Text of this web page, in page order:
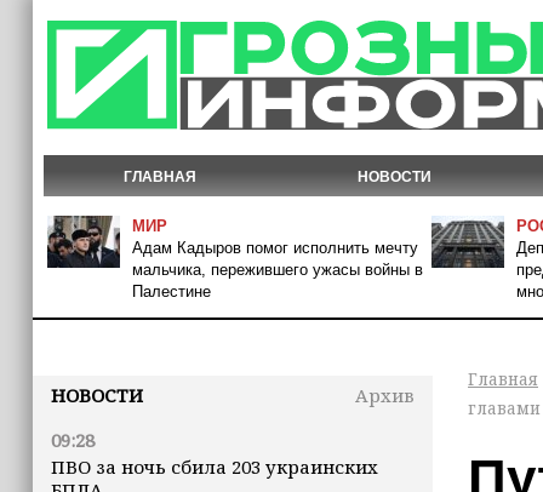
ГЛАВНАЯ НОВОСТИ
МИР
Адам Кадыров помог исполнить мечту
мальчика, пережившего ужасы войны в
Палестине
НОВОСТИ
Архив
09:28
ПВО за ночь сбила 203 украинских
Главная